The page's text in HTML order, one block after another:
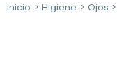
Inicio Higiene Ojos